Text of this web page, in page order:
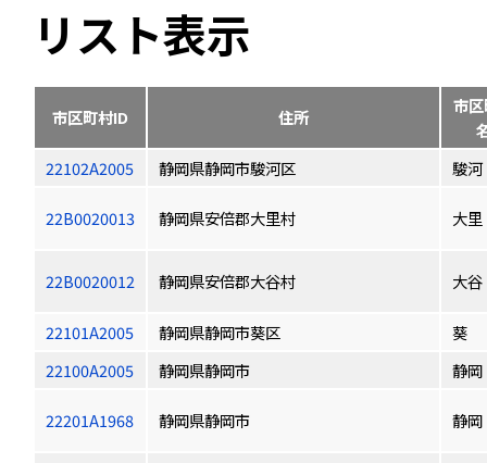
リスト表示
市区町村ID 住所
市
22102A2005
静岡県静岡市駿河区 駿河
22B0020013 静岡県安倍郡大里村 大里
22B0020012 静岡県安倍郡大谷村 大谷
22101A2005 静岡県静岡市葵区
葵
22100A2005
静岡県静岡市 静岡
22201A1968 静岡県静岡市 静岡